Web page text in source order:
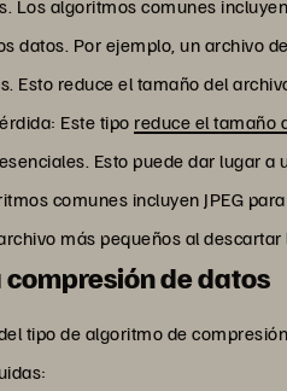
Los algoritmos comunes
datos. Por ejemplo, un archivo
Esto reduce el tamaño del
Este tipo reduce el tamaño
Esto puede dar lugar
comunes incluyen JPEG
más pequeños al
de datos
tipo de algoritmo de